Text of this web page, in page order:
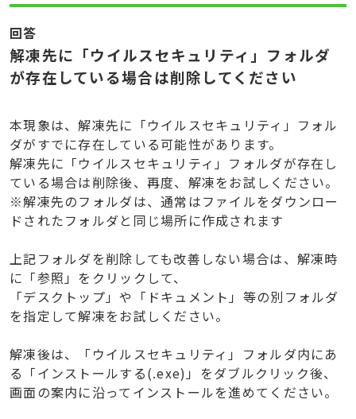
回答
解凍先に「ウイルスセキュリティ」フォルダ
が存在している場合は削除してください
本現象は、解凍先に「ウイルスセキュリティ」フォル
ダがすでに存在している可能性があります。
解凍先に「ウイルスセキュリティ」フォルダが存在し
ている場合は削除後、再度、解凍をお試しください。
※解凍先のフォルダは、通常はファイルをダウンロー
ドされたフォルダと同じ場所に作成されます
上記フォルダを削除しても改善しない場合は、解凍時
に「参照」をクリックして、
「デスクトップ」や「ドキュメント」等の別フォルダ
を指定して解凍をお試しください。
解凍後は、「ウイルスセキュリティ」フォルダ内にあ
る「インストールする(.exe)」をダブルクリック後、
画面の案内に沿ってインストールを進めてください。